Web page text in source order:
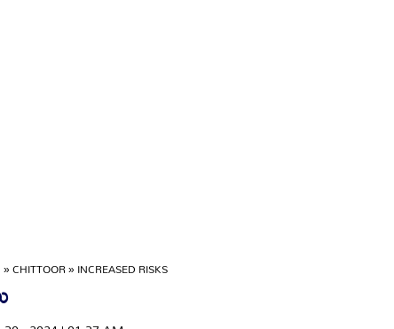
»CHITTOOR»INCREASED RISKS